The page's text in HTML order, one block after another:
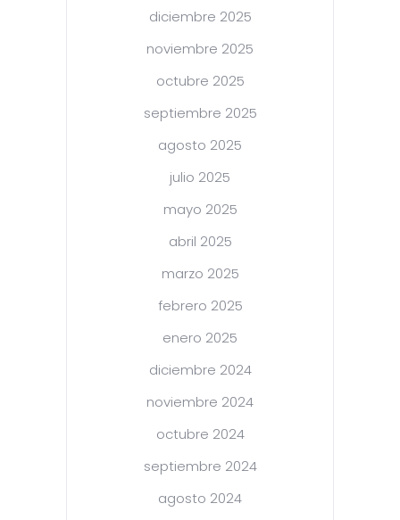
diciembre 2025
noviembre 2025
octubre 2025
septiembre 2025
agosto 2025
julio 2025
mayo 2025
abril 2025
marzo 2025
febrero 2025
enero 2025
diciembre 2024
noviembre 2024
octubre 2024
septiembre 2024
agosto 2024